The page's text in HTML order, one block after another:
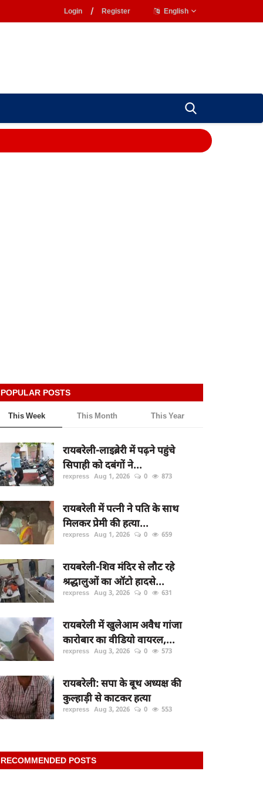
Login / Register English
POPULAR POSTS
This Week This Month This Year
रायबरेली-लाइब्रेरी में पढ़ने पहुंचे
सिपाही को दबंगों ने...
rexpress Aug 1, 2026 0 873
रायबरेली में पत्नी ने पति के साथ
मिलकर प्रेमी की हत्या...
rexpress Aug 1, 2026 0 659
रायबरेली-शिव मंदिर से लौट रहे
श्रद्धालुओं का ऑटो हादसे...
rexpress Aug 3, 2026 0 631
रायबरेली में खुलेआम अवैध गांजा
कारोबार का वीडियो वायरल,...
rexpress Aug 3, 2026 0 573
रायबरेली: सपा के बूथ अध्यक्ष की
कुल्हाड़ी से काटकर हत्या
rexpress Aug 3, 2026 0 553
RECOMMENDED POSTS